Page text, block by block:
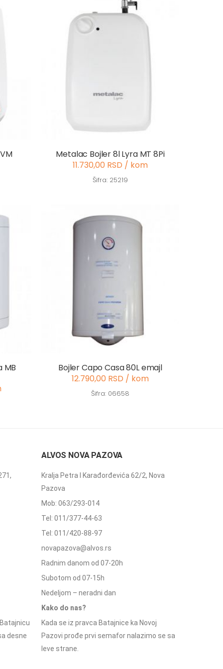
Metalac Bojler 8l Lyra MT 8Pi
11.730,00 RSD / kom
Šifra: 25219
MB
Bojler Capo Casa 80L emajl
12.790,00 RSD / kom
Šifra: 06658
desne
ALVOS NOVA PAZOVA
Kralja Petra I Karađorđevića 62/2, Nova
Pazova
Mob: 063/293-014
Tel: 011/377-44-63
Tel: 011/420-88-97
novapazova@alvos.rs
Radnim danom od 07-20h
Subotom od 07-15h
Nedeljom – neradni dan
Kako do nas?
Kada se iz pravca Batajnice ka Novoj
Pazovi prođe prvi semafor nalazimo se sa
leve strane.